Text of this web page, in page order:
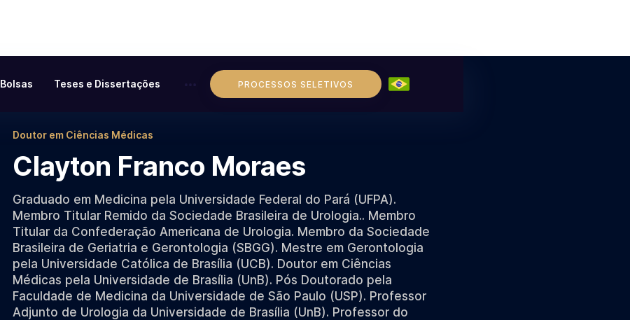
Bolsas Teses e Dissertações PROCESSOS SELETIVOS
Doutor em Ciências Médicas
Clayton Franco Moraes
Graduado em Medicina pela Universidade Federal do Pará (UFPA).
Membro Titular Remido da Sociedade Brasileira de Urologia.. Membro
Titular da Confederação Americana de Urologia. Membro da Sociedade
Brasileira de Geriatria e Gerontologia (SBGG). Mestre em Gerontologia
pela Universidade Católica de Brasília (UCB). Doutor em Ciências
Médicas pela Universidade de Brasília (UnB). Pós Doutorado pela
Faculdade de Medicina da Universidade de São Paulo (USP). Professor
Adjunto de Urologia da Universidade de Brasília (UnB). Professor do